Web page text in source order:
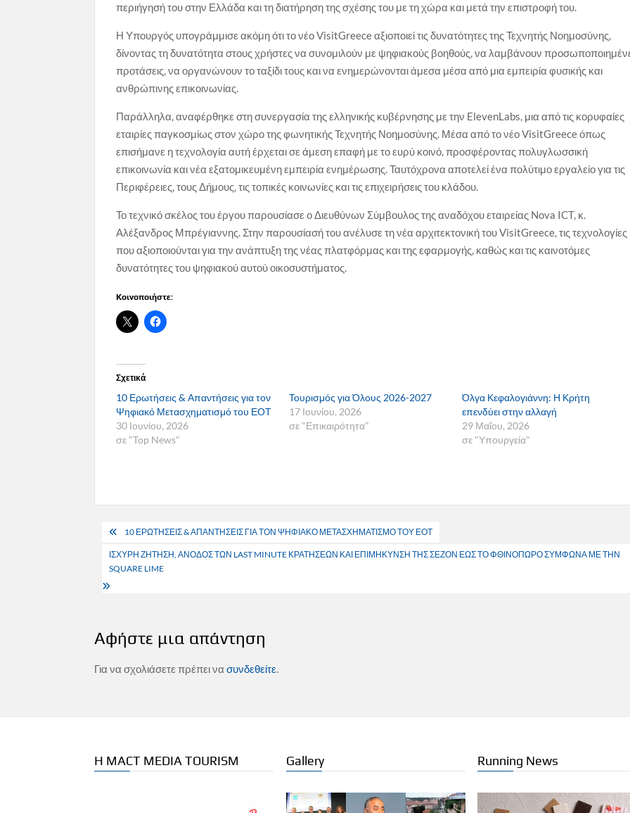
περιήγησή του στην Ελλάδα και τη διατήρηση της σχέσης του με τη χώρα και μετά την επιστροφή του.
Η Υπουργός υπογράμμισε ακόμη ότι το νέο VisitGreece αξιοποιεί τις δυνατότητες της Τεχνητής Νοημοσύνης,
δίνοντας τη δυνατότητα στους χρήστες να συνομιλούν με ψηφιακούς βοηθούς, να λαμβάνουν
προτάσεις, να οργανώνουν το ταξίδι τους και να ενημερώνονται άμεσα μέσα από μια εμπειρία φυσικής και
ανθρώπινης επικοινωνίας.
Παράλληλα, αναφέρθηκε στη συνεργασία της ελληνικής κυβέρνησης με την ElevenLabs, μια από τις κορυφαίες
εταιρίες παγκοσμίως στον χώρο της φωνητικής Τεχνητής Νοημοσύνης. Μέσα από το νέο VisitGreece όπως
επισήμανε η τεχνολογία αυτή έρχεται σε άμεση επαφή με το ευρύ κοινό, προσφέροντας πολυγλωσσική
επικοινωνία και νέα εξατομικευμένη εμπειρία ενημέρωσης. Ταυτόχρονα αποτελεί ένα πολύτιμο εργαλείο για τις
Περιφέρειες, τους Δήμους, τις τοπικές κοινωνίες και τις επιχειρήσεις του κλάδου.
Το τεχνικό σκέλος του έργου παρουσίασε ο Διευθύνων Σύμβουλος της αναδόχου εταιρείας Nova ICT, κ.
Αλέξανδρος Μπρέγιαννης. Στην παρουσίασή του ανέλυσε τη νέα αρχιτεκτονική του VisitGreece, τις τεχνολογίες
που αξιοποιούνται για την ανάπτυξη της νέας πλατφόρμας και της εφαρμογής, καθώς και τις καινοτόμες
δυνατότητες του ψηφιακού αυτού οικοσυστήματος.
Κοινοποιήστε:
Σχετικά
10 Ερωτήσεις & Απαντήσεις για τον
Ψηφιακό Μετασχηματισμό του ΕΟΤ
30 Ιουνίου, 2026
σε "Top News"
Τουρισμός για Όλους 2026-2027
17 Ιουνίου, 2026
σε "Επικαιρότητα"
Όλγα Κεφαλογιάννη: Η Κρήτη
επενδύει στην αλλαγή
29 Μαΐου, 2026
σε "Υπουργεία"
Πλοήγηση
άρθρων
10 ΕΡΩΤΗΣΕΙΣ & ΑΠΑΝΤΗΣΕΙΣ ΓΙΑ ΤΟΝ ΨΗΦΙΑΚΟ ΜΕΤΑΣΧΗΜΑΤΙΣΜΟ ΤΟΥ ΕΟΤ
ΙΣΧΥΡΗ ΖΗΤΗΣΗ, ΑΝΟΔΟΣ ΤΩΝ LAST MINUTE ΚΡΑΤΗΣΕΩΝ ΚΑΙ ΕΠΙΜΗΚΥΝΣΗ ΤΗΣ ΣΕΖΟΝ ΕΩΣ ΤΟ ΦΘΙΝΟΠΩΡΟ ΣΥΜΦΩΝΑ ΜΕ ΤΗΝ
SQUARE LIME
Αφήστε μια απάντηση
Για να σχολιάσετε πρέπει νασυνδεθείτε.
Η MACT MEDIA TOURISM Gallery Running News